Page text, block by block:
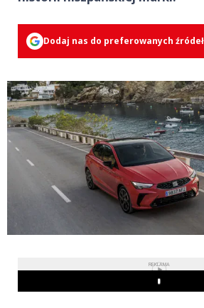
Dodaj nas do preferowanych
REKLAMA
Play